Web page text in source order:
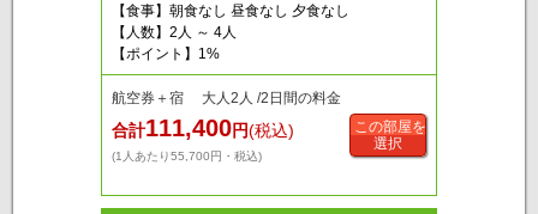
【食事】朝食なし 昼食なし 夕食なし
【人数】2人 ～ 4人
【ポイント】1%
航空券＋宿 大人2人 /2日間の料金
合計111,400円(税込)
(1人あたり55,700円・税込)
この部屋を
選択